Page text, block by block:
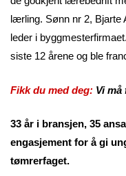
lærling. Sønn nr 2, Bjarte
leder i
siste 12 årene og ble
Fikk du med deg: Vi må
33 år i bransjen, 35
engasjement for å gi
tømrerfaget.